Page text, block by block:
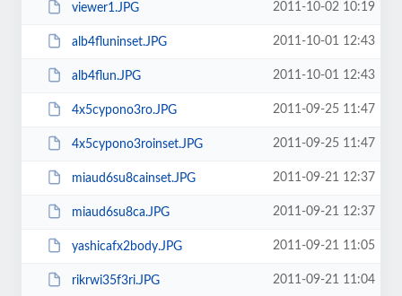
viewer1.JPG 2011-10-02 10:19
alb4fluninset.JPG 2011-10-01 12:43
alb4flun.JPG 2011-10-01 12:43
4x5cypono3ro.JPG 2011-09-25 11:47
4x5cypono3roinset.JPG 2011-09-25 11:47
miaud6su8cainset.JPG 2011-09-21 12:37
miaud6su8ca.JPG 2011-09-21 12:37
yashicafx2body.JPG 2011-09-21 11:05
rikrwi35f3ri.JPG 2011-09-21 11:04